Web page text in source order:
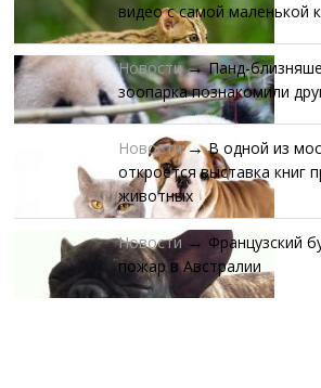
видео с самой маленькой
Новости → Панд-
зоопарка познакомили
Новости → В одной из
откроется выставка книг
животных
Новости → Французский
пожар в Австралии